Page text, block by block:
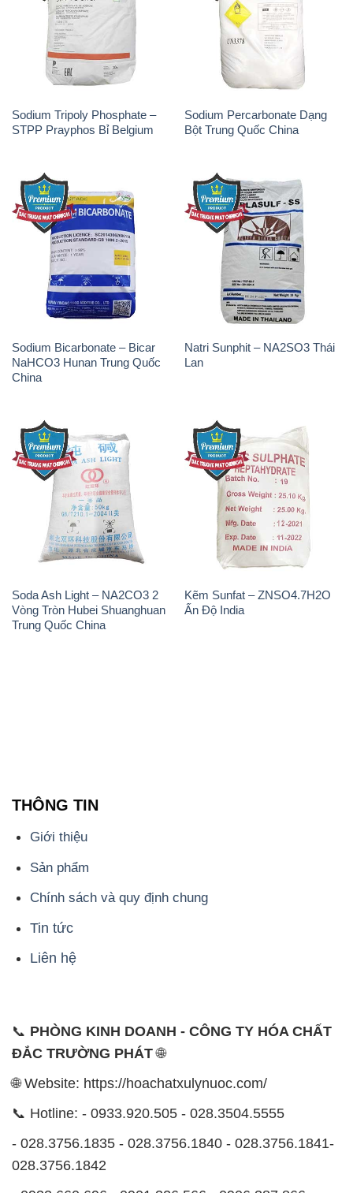
Sodium Tripoly Phosphate –
STPP Prayphos Bỉ Belgium
Sodium Percarbonate Dạng
Bột Trung Quốc China
Sodium Bicarbonate – Bicar
NaHCO3 Hunan Trung Quốc
Natri Sunphit – NA2SO3 Thái
Soda Ash Light – NA2CO3 2
Vòng Tròn Hubei Shuanghuan
Trung Quốc China
Kẽm Sunfat – ZNSO4.7H2O
Ấn Độ India
Chính sách và quy định chung
Tin tức
Liên hệ
📞
PHÒNG KINH DOANH - CÔNG TY HÓA CHẤT
ĐẮC TRƯỜNG PHÁT
- 028.3756.1835 - 028.3756.1840 - 028.3756.1841-
0902.765.866
📧 Email: hoachat@dactruongphat.vn